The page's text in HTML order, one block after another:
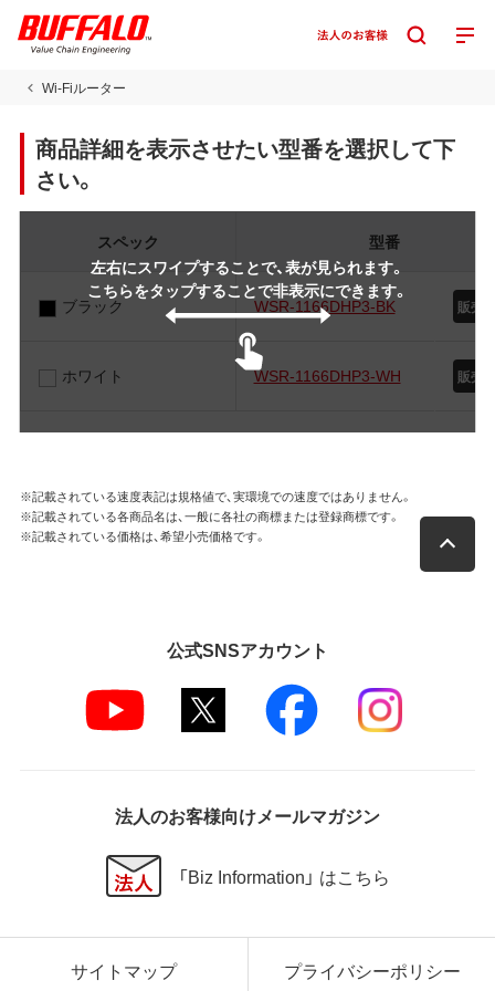
Wi-Fiルーター
商品詳細を表示させたい型番を選択して下
さい。
左右にスワイプすることで、表が見られます。
こちらをタップすることで非表示にできます。
スペック 型番
ブラック WSR-1166DHP3-BK 販売
ホワイト WSR-1166DHP3-WH 販売
※記載されている速度表記は規格値で、実環境での速度ではありません。
※記載されている各商品名は、一般に各社の商標または登録商標です。
※記載されている価格は、希望小売価格です。
公式SNSアカウント
法人のお客様向けメールマガジン
「Biz Information」 はこちら
サイトマップ プライバシーポリシー